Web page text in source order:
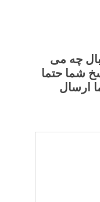
چه می
شما حتما
ارسال